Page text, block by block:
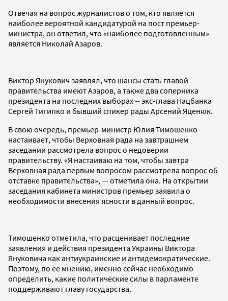
Отвечая на вопрос журналистов о том, кто является
наиболее вероятной кандидатурой на пост премьер-
министра, он ответил, что «наиболее подготовленным»
является Николай Азаров.
Виктор Янукович заявлял, что шансы стать главой
правительства имеют Азаров, а также два соперника
президента на последних выборах -- экс-глава Нацбанка
Сергей Тигипко и бывший спикер рады Арсений Яценюк.
В свою очередь, премьер-министр Юлия Тимошенко
настаивает, чтобы Верховная рада на завтрашнем
заседании рассмотрела вопрос о недоверии
правительству. «Я настаиваю на том, чтобы завтра
Верховная рада первым вопросом рассмотрела вопрос об
отставке правительства», — отметила она. На открытии
заседания кабинета министров премьер заявила о
необходимости внесения ясности в данный вопрос.
Тимошенко отметила, что расценивает последние
заявления и действия президента Украины Виктора
Януковича как антиукраинские и антидемократические.
Поэтому, по ее мнению, именно сейчас необходимо
определить, какие политические силы в парламенте
поддерживают главу государства.